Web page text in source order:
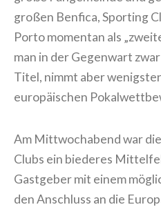
großen Benfica, Sporting
Porto momentan als
man in der Gegenwart
Titel, nimmt aber
europäischen
Am Mittwochabend war
Clubs ein biederes
Gastgeber mit einem
den Anschluss an die